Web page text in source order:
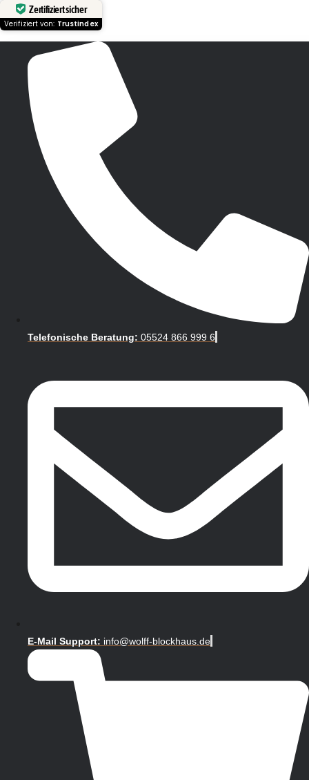
Zertifiziert sicher
Verifiziert von: Trustindex
Telefonische Beratung: 05524 866 999 6
E-Mail Support: info@wolff-blockhaus.de